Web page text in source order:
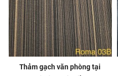
Thảm gạch văn phòng tại